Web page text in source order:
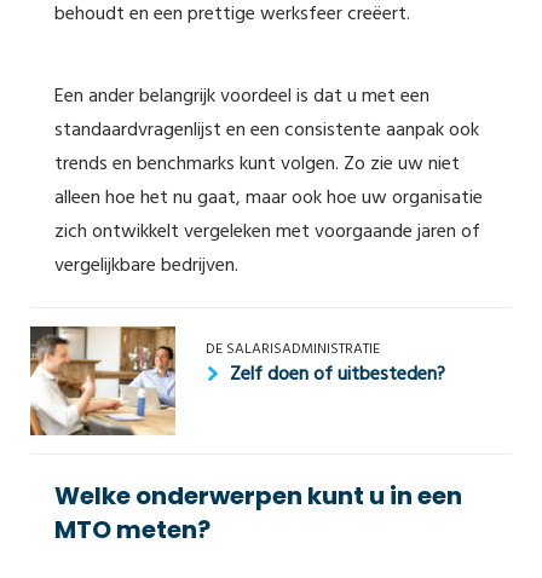
behoudt en een prettige werksfeer creëert.
Een ander belangrijk voordeel is dat u met een
standaardvragenlijst en een consistente aanpak ook
trends en benchmarks kunt volgen. Zo zie uw niet
alleen hoe het nu gaat, maar ook hoe uw organisatie
zich ontwikkelt vergeleken met voorgaande jaren of
vergelijkbare bedrijven.
DE SALARISADMINISTRATIE
Zelf doen of uitbesteden?
Welke onderwerpen kunt u in een
MTO meten?